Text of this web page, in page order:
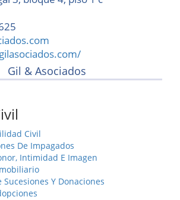
Gil & Asociados
Civil
De Impagados
Intimidad E Imagen
Sucesiones Y Donaciones